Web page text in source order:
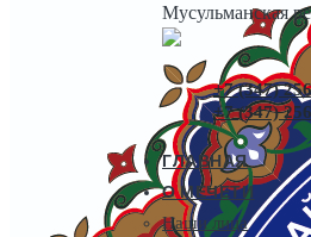
Мусульманская
+7 (347)
+7 (347)
ГЛАВНАЯ
О МЕЧЕТИ
Наши лица